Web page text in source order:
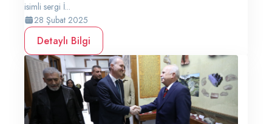
isimli sergi İ...
28 Şubat 2025
Detaylı Bilgi